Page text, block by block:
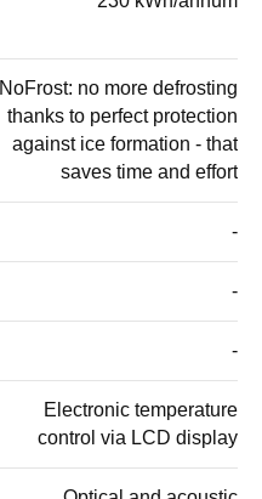
NoFrost: no more defrosting
thanks to perfect protection
against ice formation - that
saves time and effort
-
-
-
Electronic temperature
control via LCD display